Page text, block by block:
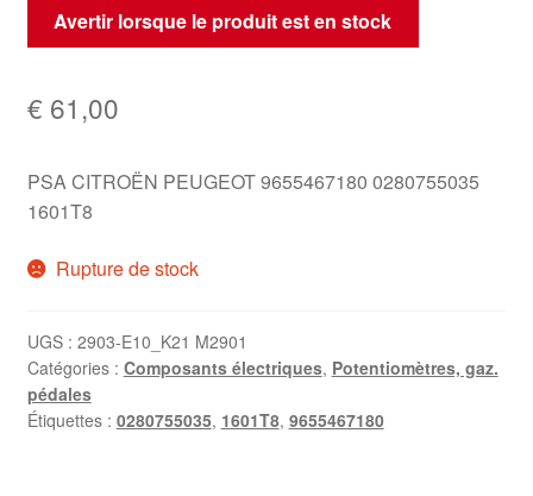
Avertir lorsque le produit est en stock
€ 61,00
PSA CITROËN PEUGEOT 9655467180 0280755035
1601T8
Rupture de stock
UGS : 2903-E10_K21 M2901
Catégories : Composants électriques, Potentiomètres, gaz.
pédales
Étiquettes : 0280755035, 1601T8, 9655467180